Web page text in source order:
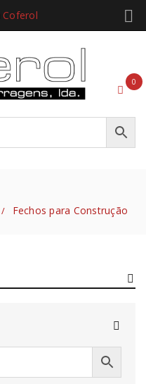
Coferol
0
/ Fechos para Construção